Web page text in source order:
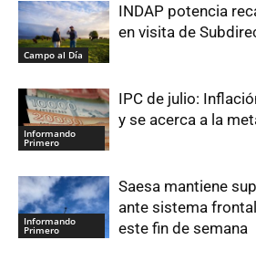
Campo al Día
INDAP potencia
en visita de
Informando
Primero
IPC de julio:
y se acerca a la
Informando
Primero
Saesa mantiene
ante sistema
este fin de semana